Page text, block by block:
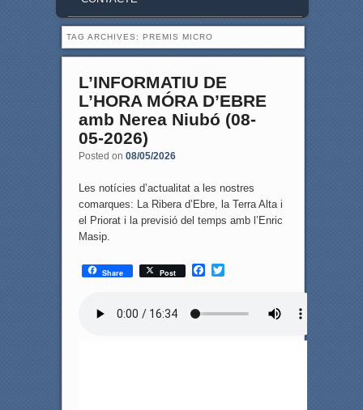
TAG ARCHIVES: PREMIS MICRO
L’INFORMATIU DE
L’HORA MÓRA D’EBRE
amb Nerea Niubó (08-
05-2026)
Posted on 08/05/2026
Les notícies d’actualitat a les nostres
comarques: La Ribera d’Ebre, la Terra Alta i
el Priorat i la previsió del temps amb l’Enric
Masip.
Share Post
F
T